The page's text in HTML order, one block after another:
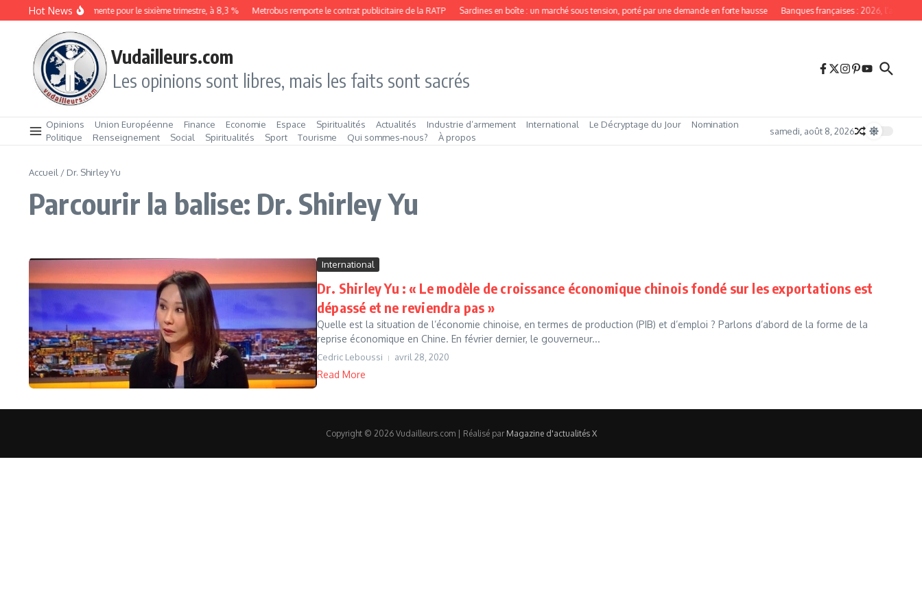
Aller au contenu
Hot News
Le chômage augmente pour le sixième trimestre, à 8,3 % Metrobus remporte le contrat publicitaire de la RATP Sardines en boîte : un marché sous tension, porté par une demande en forte hausse Banques françaises : 2026, l’année
Vudailleurs.com
Les opinions sont libres, mais les faits sont sacrés
Opinions Union Européenne Finance Economie Espace Spiritualités Actualités Industrie d’armement International Le Décryptage du Jour
Nomination
Politique
Renseignement Social Spiritualités Sport Tourisme Qui sommes‑nous? À propos
samedi, août 8, 2026
Accueil / Dr. Shirley Yu
Parcourir la balise: Dr. Shirley Yu
International
Dr. Shirley Yu : « Le modèle de croissance économique chinois fondé sur les exportations est
dépassé et ne reviendra pas »
Quelle est la situation de l’économie chinoise, en termes de production (PIB) et d’emploi ? Parlons d’abord de la forme de la
reprise économique en Chine. En février dernier, le gouverneur...
Cedric Leboussi avril 28, 2020
Read More
Copyright © 2026 Vudailleurs.com | Réalisé par Magazine d'actualités X